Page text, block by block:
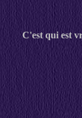
C'est qui est